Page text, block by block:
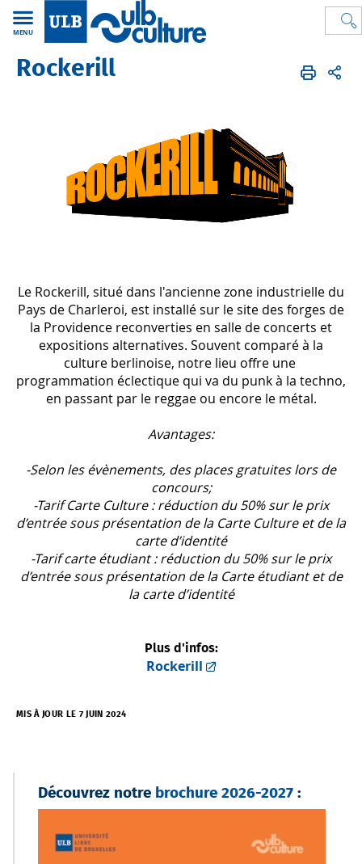
MENU
ULB Culture FR
Rockerill
Le Rockerill, situé dans l'ancienne zone industrielle du
Pays de Charleroi, est installé sur le site des forges de
la Providence reconverties en salle de concerts et
expositions alternatives. Souvent comparé à la
culture berlinoise, notre lieu offre une
programmation éclectique qui va du punk à la techno,
en passant par le reggae ou encore le métal.
Avantages:
-Selon les évènements, des places gratuites lors de
concours;
-Tarif Carte Culture : réduction du 50% sur le prix
d’entrée sous présentation de la Carte Culture et de la
carte d’identité
-Tarif carte étudiant : réduction du 50% sur le prix
d’entrée sous présentation de la Carte étudiant et de
la carte d’identité
Plus d'infos:
Rockerill
MIS À JOUR LE 7 JUIN 2024
Découvrez notre brochure 2026-2027: